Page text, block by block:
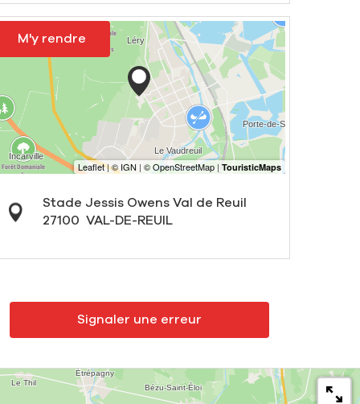
M'y rendre
Stade Jessis Owens Val de Reuil
27100 VAL-DE-REUIL
Signaler une erreur